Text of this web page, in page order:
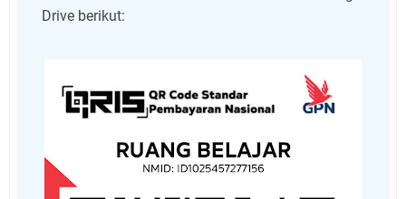
Drive berikut: